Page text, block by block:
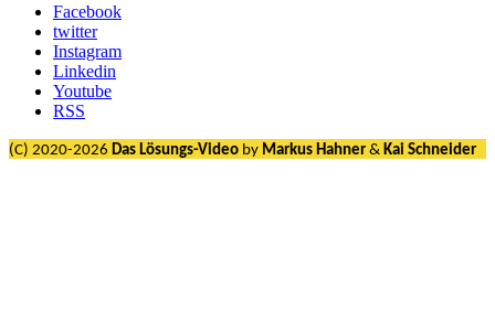
Facebook
twitter
Instagram
Linkedin
Youtube
RSS
(C) 2020-2026 Das Lösungs-Video by Markus Hahner & Kai Schneider